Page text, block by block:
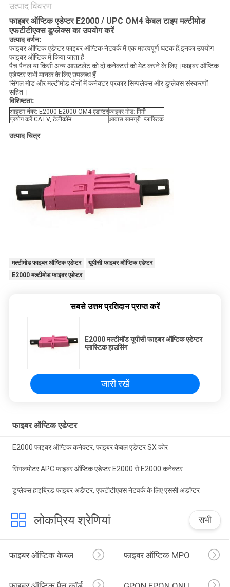
उत्पाद विवरण
फाइबर ऑप्टिक एडेप्टर E2000 / UPC OM4 केबल टाइप मल्टीमोड
एफटीटीएक्स डुप्लेक्स का उपयोग करें
उत्पाद वर्णन:
फाइबर ऑप्टिक एडेप्टर फाइबर ऑप्टिक नेटवर्क में एक महत्वपूर्ण घटक हैं;इनका उपयोग
फाइबर ऑप्टिक में किया जाता है
पैच पैनल या किसी अन्य आउटलेट को दो कनेक्टर्स को मेट करने के लिए।फाइबर ऑप्टिक
एडेप्टर सभी मानक के लिए उपलब्ध हैं
सिंगल मोड और मल्टीमोड दोनों में कनेक्टर प्रकार सिम्पलेक्स और डुप्लेक्स संस्करणों
सहित।
विशिष्टता:
आइटम नंबर: E2000-E2000 OM4 एडाप्टरफाइबर मोड: मिमी
प्रयोग करें:CATV, टेलीकॉम आवास सामग्री: प्लास्टिक
उत्पाद चित्र
मल्टीमोड फाइबर ऑप्टिक एडेप्टर
यूपीसी फाइबर ऑप्टिक एडेप्टर
E2000 मल्टीमोड फाइबर एडेप्टर
सबसे उत्तम प्रतिदान प्राप्त करें
E2000 मल्टीमॉड यूपीसी फाइबर ऑप्टिक एडेप्टर
प्लास्टिक हाउसिंग
जारी रखें
फाइबर ऑप्टिक एडेप्टर
E2000 फाइबर ऑप्टिक कनेक्टर, फाइबर केबल एडेप्टर SX कोर
सिंगलमोटर APC फाइबर ऑप्टिक एडेप्टर E2000 से E2000 कनेक्टर
डुप्लेक्स हाइब्रिड फाइबर अडैप्टर, एफटीटीएक्स नेटवर्क के लिए एससी अडॉप्टर
लोकप्रिय श्रेणियां सभी
फाइबर ऑप्टिक केबल फाइबर ऑप्टिक MPO